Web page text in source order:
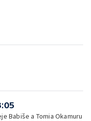
Babiše a Tomia Okamuru